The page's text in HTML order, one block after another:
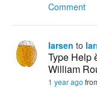
Comment
larsen to
Type Help
William
1 year ago